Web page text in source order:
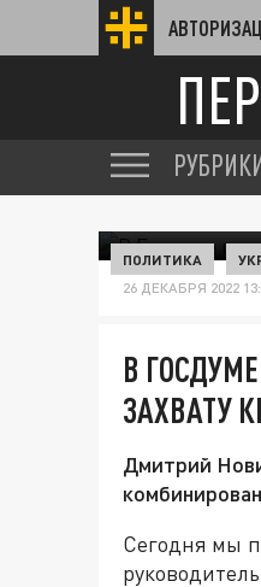
ПОЛИТИКА
26 ДЕКАБРЯ 2022
В
ЗАХВАТУ
Дмитрий
Сегодня мы